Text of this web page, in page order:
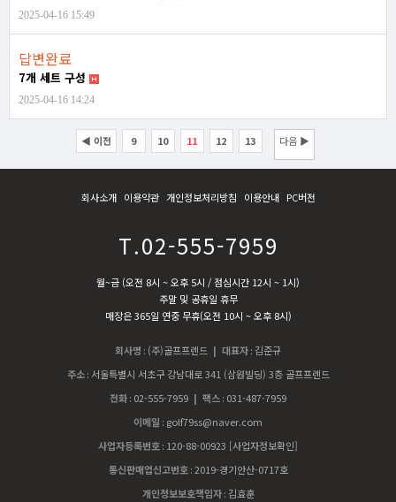
2025-04-16 15:49
답변완료
7개 세트 구성
2025-04-16 14:24
◀ 이전 9 10 11 12 13 다음 ▶
회사소개 이용약관 개인정보처리방침 이용안내 PC버전
T.02-555-7959
월~금 (오전 8시 ~ 오후 5시 / 점심시간 12시 ~ 1시)
주말 및 공휴일 휴무
매장은 365일 연중 무휴(오전 10시 ~ 오후 8시)
회사명 : (주)골프프렌드 | 대표자: 김준규
주소 : 서울특별시 서초구 강남대로 341 (삼원빌딩) 3층 골프프렌드
전화: 02-555-7959 | 팩스: 031-487-7959
이메일 : golf79ss@naver.com
사업자등록번호: 120-88-00923 [사업자정보확인]
통신판매업신고번호 :2019-경기안산-0717호
개인정보보호책임자 : 김효훈